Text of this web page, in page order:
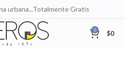
urbana...Totalmente Gratis
0 $0